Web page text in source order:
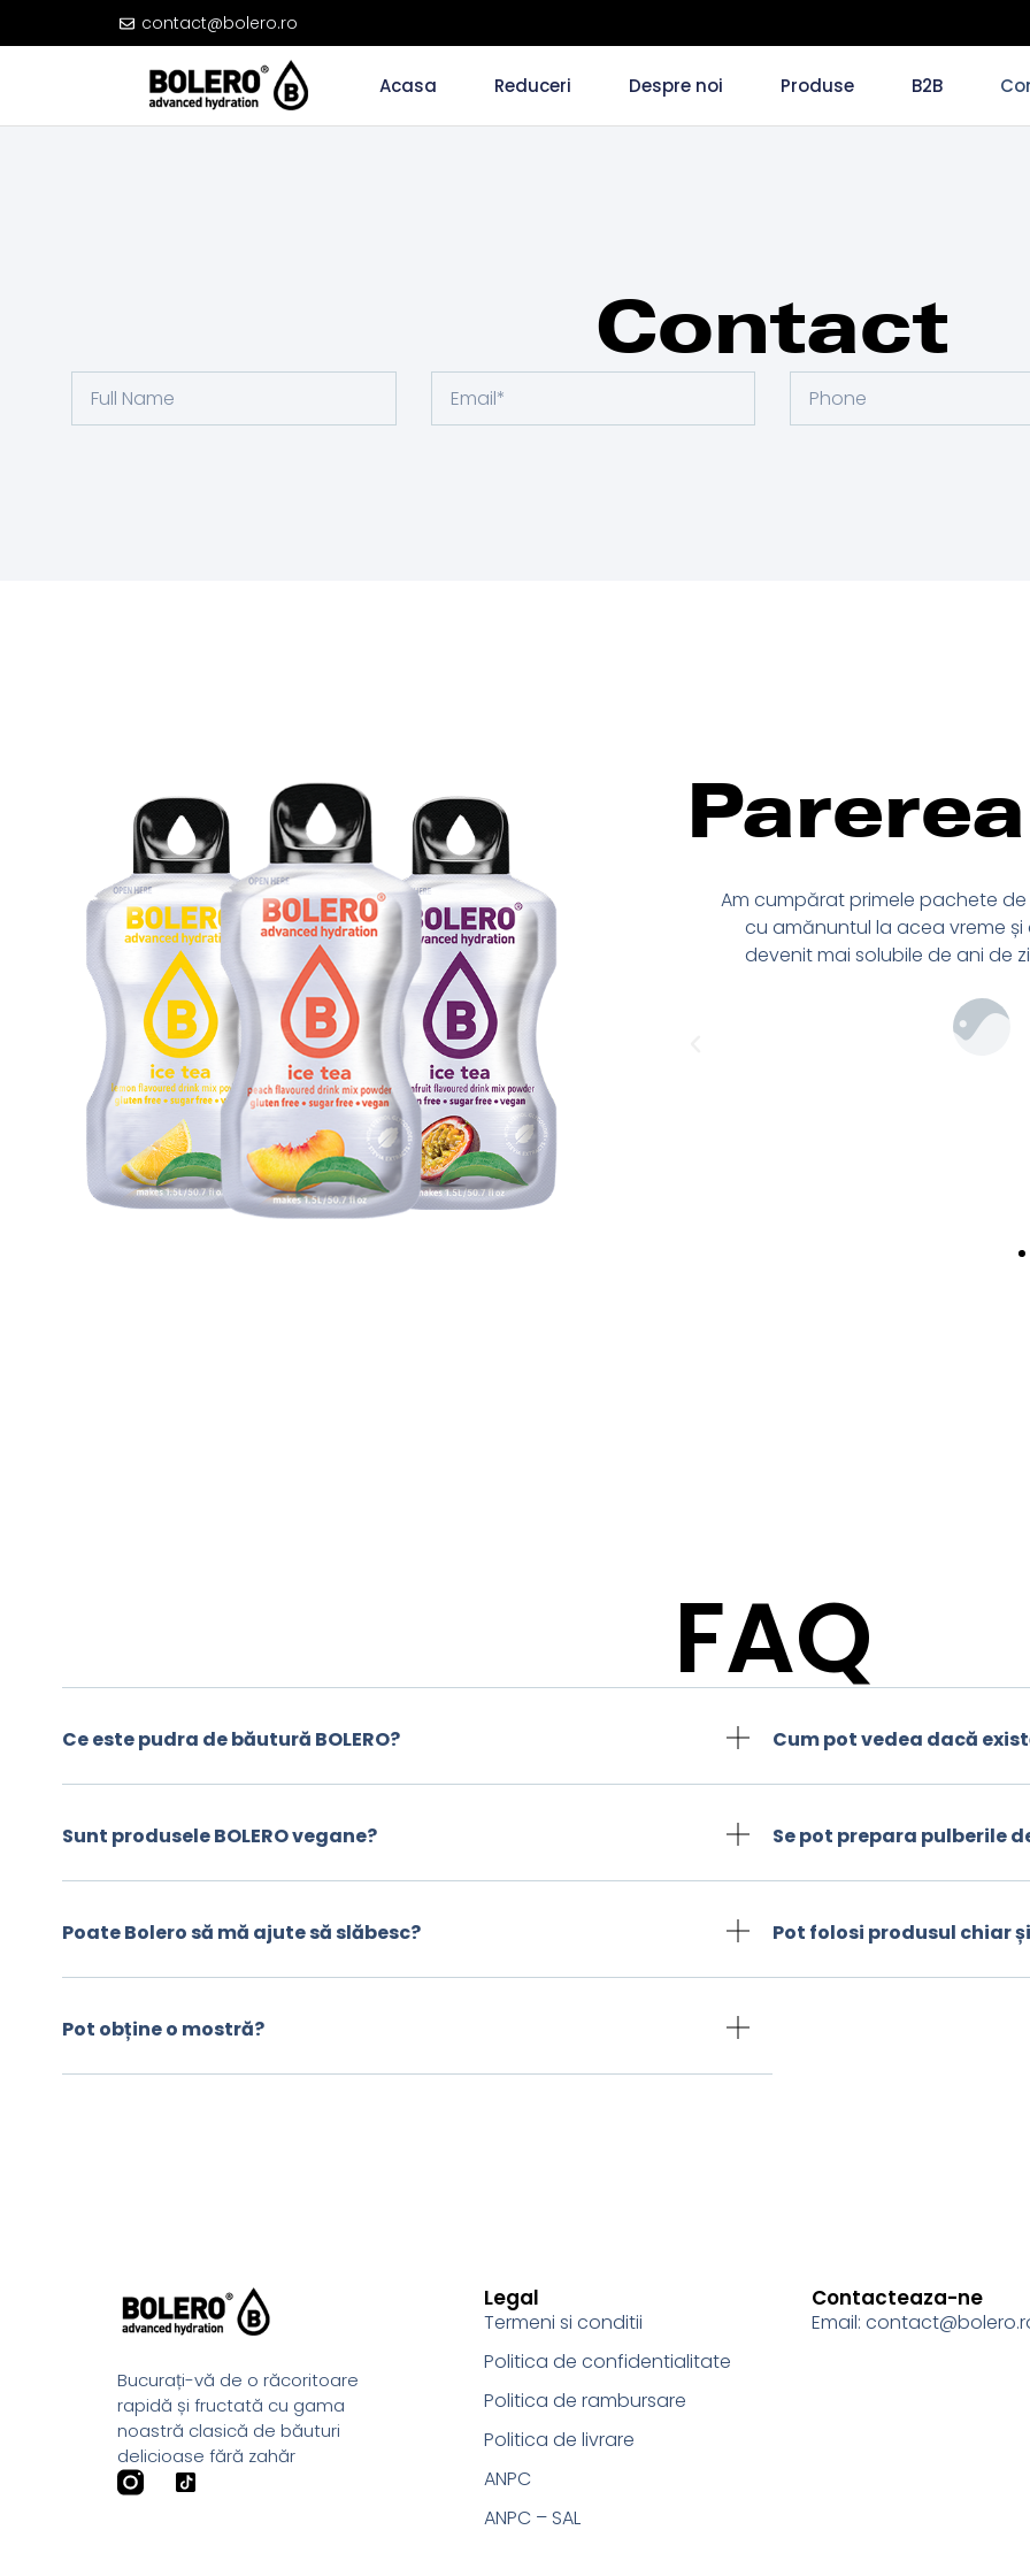
contact@bolero.ro
Acasa Reduceri Despre noi Produse B2B
Contact
fan! Am comandat aroma de pepene verde și l-am diluat în cantitatea
recomandată. Cu siguranță vreau să încerc mai departe aroma de
de cocos. Pot deja să văd diferența dintre nivelul de hidratare al
meu. Fac multă yoga fierbinte, așa că trebuie să-mi intensific jocul
Bolero este o modalitate cu conținut scăzut de calorii de a-mi
crește aportul de apă. Aș recomanda 100% oricui se gândește.
George
Am cumpărat primele pachete
cu amănuntul la acea vreme
devenit mai solubile de ani de
FAQ
Ce este pudra de băutură BOLERO?
Sunt produsele BOLERO vegane?
Poate Bolero să mă ajute să slăbesc?
Pot obține o mostră?
Cum pot vedea dacă
Se pot prepara pulberile
Pot folosi produsul chiar
Bucurați-vă de o răcoritoare
rapidă și fructată cu gama
noastră clasică de băuturi
delicioase fără zahăr
Legal
Termeni si conditii
Politica de confidentialitate
Politica de rambursare
Politica de livrare
ANPC
ANPC – SAL
Contacteaza-ne
Email: